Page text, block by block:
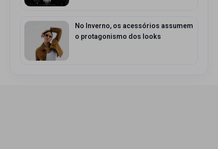
No Inverno, os acessórios assumem
o protagonismo dos looks